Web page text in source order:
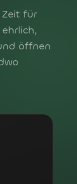
für
öffnen